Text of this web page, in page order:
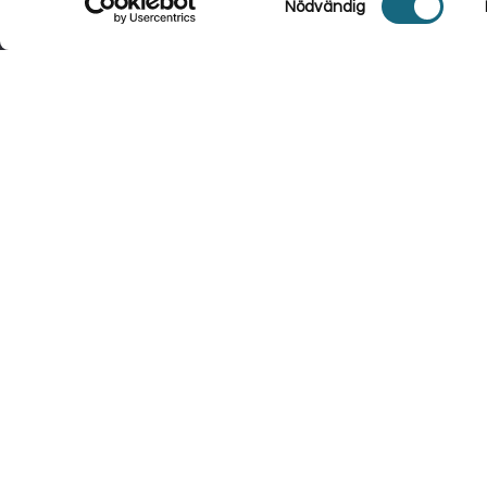
Nödvändig
Vi använder cookies för att se till att vi ger dig den bästa